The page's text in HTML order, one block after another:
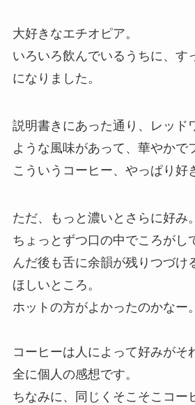
大好きなエチオピア。
いろいろ飲んでいるうちに、す
になりました。
説明書きにあった通り、レッド
ような風味があって、華やかで
こういうコーヒー、やっぱり好
ただ、もっと濃いとさらに好み。
ちょっとずつ口の中でころがし
んだ後も舌に余韻が残りつづけ
ほしいところ。
ホットの方がよかったのかなー。
コーヒーは人によって好みがそ
全に個人の感想です。
ちなみに、同じくそこそこコー